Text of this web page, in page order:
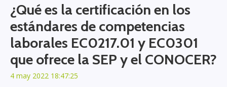
¿Qué es la certificación en los
estándares de competencias
laborales EC0217.01 y EC0301
que ofrece la SEP y el CONOCER?
4 may 2022 18:47:25